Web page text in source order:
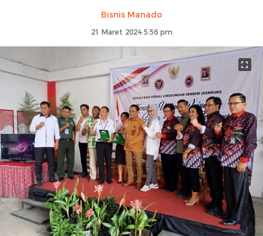
Bisnis Manado
21 Maret 2024 5:56 pm